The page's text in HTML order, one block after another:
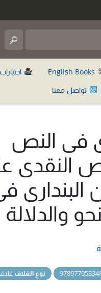
تواصل معنا
فى النص
النقدى
البندارى
والدلالة
نوع الغلاف